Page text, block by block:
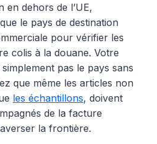
en dehors de l’UE,
le pays de destination
pour vérifier les
colis à la douane. Votre
pas le pays sans
que même les articles non
les échantillons, doivent
de la facture
la frontière.